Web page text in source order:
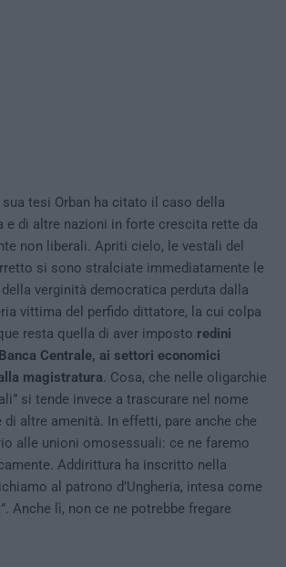
tesi Orban ha citato il caso della
e di altre nazioni in forte crescita rette da
non liberali. Apriti cielo, le vestali del
si sono stralciate immediatamente le
verginità democratica perduta dalla
vittima del perfido dittatore, la cui colpa
resta quella di aver imposto redini
Centrale, ai settori economici
magistratura. Cosa, che nelle oligarchie
si tende invece a trascurare nel nome
di altre amenità. In effetti, pare anche che
alle unioni omosessuali: ce ne faremo
Addirittura ha inscritto nella
al patrono d’Ungheria, intesa come
Anche lì, non ce ne potrebbe fregare